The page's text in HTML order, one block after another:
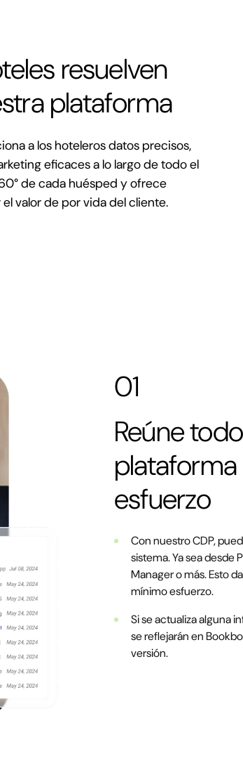
resuelven
plataforma
a los hoteleros datos precisos,
eficaces a lo largo de todo el
de cada huésped y ofrece
valor de por vida del cliente.
01
Reúne
esfuerzo
Con nuestro CDP,
sistema. Ya sea desde
Manager o más. Esto
mínimo esfuerzo.
Si se actualiza alguna
se reflejarán en
versión.